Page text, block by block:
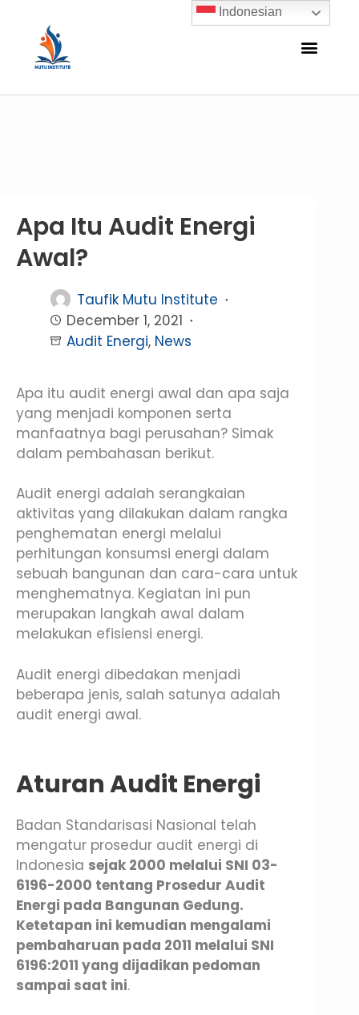
Apa Itu Audit Energi
Awal?
Taufik Mutu Institute
December 1, 2021
Audit Energi, News
Apa itu audit energi awal dan apa saja
yang menjadi komponen serta
manfaatnya bagi perusahan? Simak
dalam pembahasan berikut.
Audit energi adalah serangkaian
aktivitas yang dilakukan dalam rangka
penghematan energi melalui
perhitungan konsumsi energi dalam
sebuah bangunan dan cara-cara untuk
menghematnya. Kegiatan ini pun
merupakan langkah awal dalam
melakukan efisiensi energi.
Audit energi dibedakan menjadi
beberapa jenis, salah satunya adalah
audit energi awal.
Aturan Audit Energi
Badan Standarisasi Nasional telah
mengatur prosedur audit energi di
Indonesia sejak 2000 melalui SNI 03-
6196-2000 tentang Prosedur Audit
Energi pada Bangunan Gedung.
Ketetapan ini kemudian mengalami
pembaharuan pada 2011 melalui SNI
6196:2011 yang dijadikan pedoman
sampai saat ini.
Indonesian